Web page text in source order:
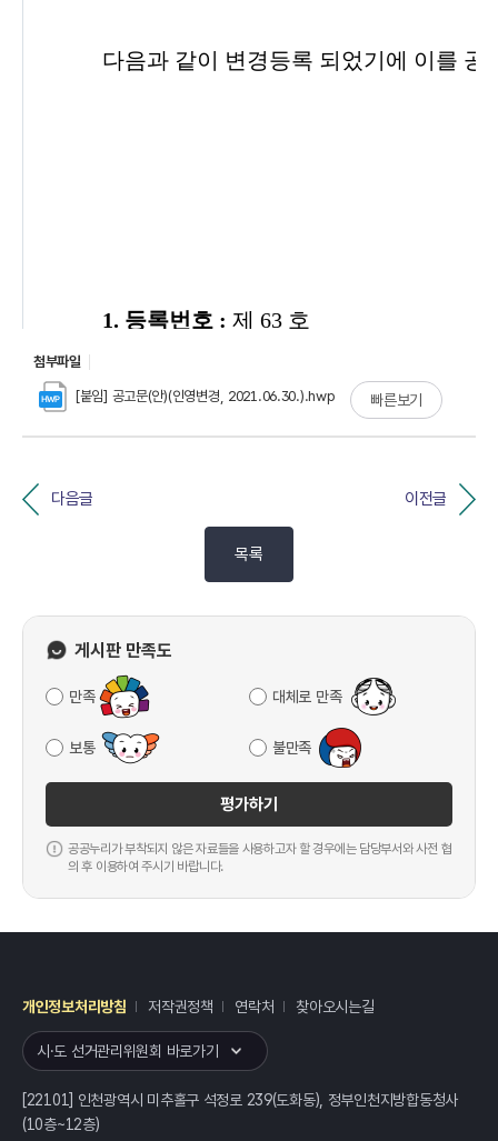
첨부파일
[붙임] 공고문(안)(인영변경, 2021.06.30.).hwp 빠른보기
다음글 이전글
목록
게시판 만족도
만족 대체로 만족
보통 불만족
평가하기
공공누리가 부착되지 않은 자료들을 사용하고자 할 경우에는 담당부서와 사전 협
의 후 이용하여 주시기 바랍니다.
개인정보처리방침 저작권정책 연락처 찾아오시는길
시·도 선거관리위원회 바로가기
[22101] 인천광역시 미추홀구 석정로 239(도화동), 정부인천지방합동청사
(10층~12층)